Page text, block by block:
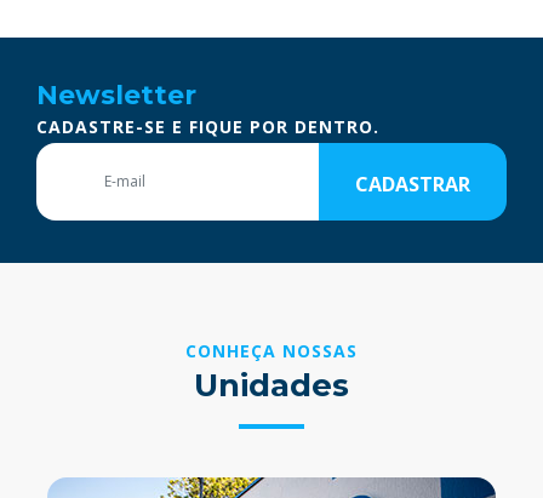
Newsletter
CADASTRE-SE E FIQUE POR DENTRO.
CADASTRAR
CONHEÇA NOSSAS
Unidades